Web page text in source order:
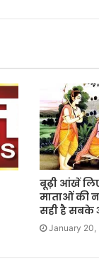
बूढ़ी आंखें
माताओं की
सही है सबके
January 20,